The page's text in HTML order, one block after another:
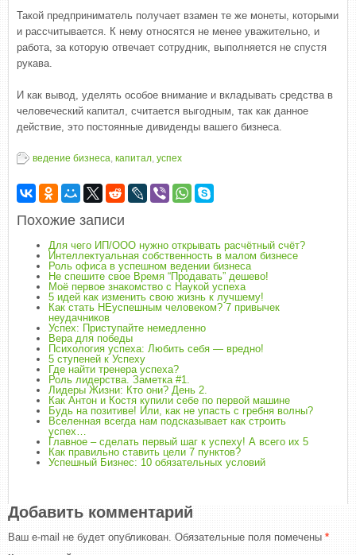
Такой предприниматель получает взамен те же монеты, которыми
и рассчитывается. К нему относятся не менее уважительно, и
работа, за которую отвечает сотрудник, выполняется не спустя
рукава.
И как вывод, уделять особое внимание и вкладывать средства в
человеческий капитал, считается выгодным, так как данное
действие, это постоянные дивиденды вашего бизнеса.
ведение бизнеса, капитал, успех
Похожие записи
Для чего ИП/ООО нужно открывать расчётный счёт?
Интеллектуальная собственность в малом бизнесе
Роль офиса в успешном ведении бизнеса
Не спешите свое Время “Продавать” дешево!
Моё первое знакомство с Наукой успеха
5 идей как изменить свою жизнь к лучшему!
Как стать НЕуспешным человеком? 7 привычек
неудачников
Успех: Приступайте немедленно
Вера для победы
Психология успеха: Любить себя — вредно!
5 ступеней к Успеху
Где найти тренера успеха?
Роль лидерства. Заметка #1.
Лидеры Жизни: Кто они? День 2.
Как Антон и Костя купили себе по первой машине
Будь на позитиве! Или, как не упасть с гребня волны?
Вселенная всегда нам подсказывает как строить
успех…
Главное – сделать первый шаг к успеху! А всего их 5
Как правильно ставить цели 7 пунктов?
Успешный Бизнес: 10 обязательных условий
Добавить комментарий
Ваш e-mail не будет опубликован. Обязательные поля помечены *